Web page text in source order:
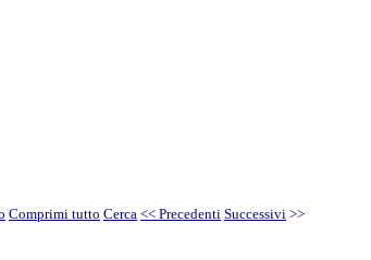
Comprimi tutto Cerca << Precedenti Successivi >>